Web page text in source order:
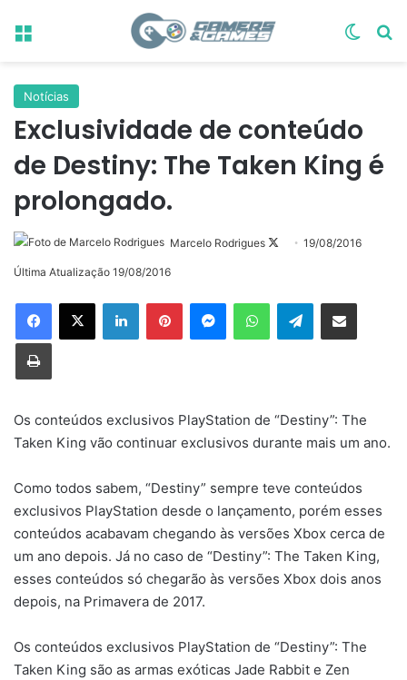
Menu
Notícias
Exclusividade de conteúdo
de Destiny: The Taken King é
prolongado.
Marcelo Rodrigues
Follow19/08/2016
Última Atualização 19/08/2016
LinkedinPinterestMessengerWhatsAppTelegramCompartilhar via e-mail
Imprimir
Os conteúdos exclusivos PlayStation de “Destiny”: The
Taken King vão continuar exclusivos durante mais um ano.
Como todos sabem, “Destiny” sempre teve conteúdos
exclusivos PlayStation desde o lançamento, porém esses
conteúdos acabavam chegando às versões Xbox cerca de
um ano depois. Já no caso de “Destiny”: The Taken King,
esses conteúdos só chegarão às versões Xbox dois anos
depois, na Primavera de 2017.
Os conteúdos exclusivos PlayStation de “Destiny”: The
Taken King são as armas exóticas Jade Rabbit e Zen